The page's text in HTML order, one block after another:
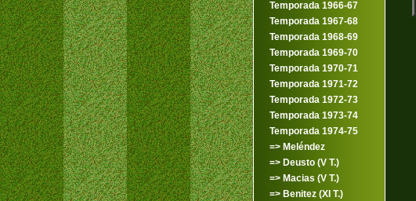
Temporada 1966-67
Temporada 1967-68
Temporada 1968-69
Temporada 1969-70
Temporada 1970-71
Temporada 1971-72
Temporada 1972-73
Temporada 1973-74
Temporada 1974-75
=> Meléndez
=> Deusto (V T.)
=> Macias (V T.)
=> Benitez (XI T.)